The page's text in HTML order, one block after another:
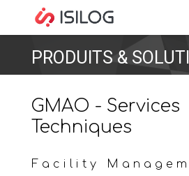
PRODUITS &
GMAO - Services
Techniques
Facility